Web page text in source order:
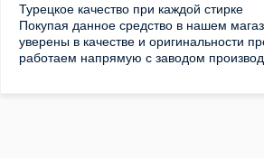
Турецкое качество при каждой стирке
Покупая данное средство в нашем
уверены в качестве и оригинальности
работаем напрямую с заводом